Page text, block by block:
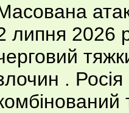
липня 2026
. Росія